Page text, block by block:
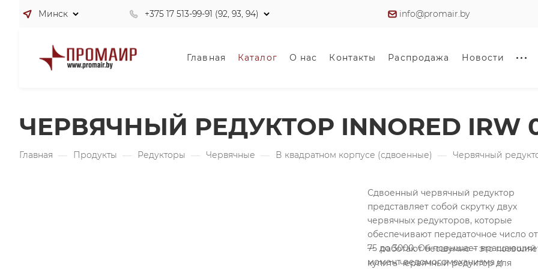
Минск +375 17 513-99-91 (92, 93, 94) info@promair.by
Главная Каталог О нас Контакты Распродажа Новости
ЧЕРВЯЧНЫЙ РЕДУКТОР INNORED IRW
Главная — Продукты — Редукторы — Червячные — В квадратном корпусе (сдвоенные) — Червячный
Сдвоенный червячный редуктор
представляет собой скрутку двух
червячных редукторов, которые
обеспечивают передаточное число от
75 до 3000. Он повышает вращающий
момент ведомогомеханизма и
работают бесшумно – это
купить червячный редуктор для